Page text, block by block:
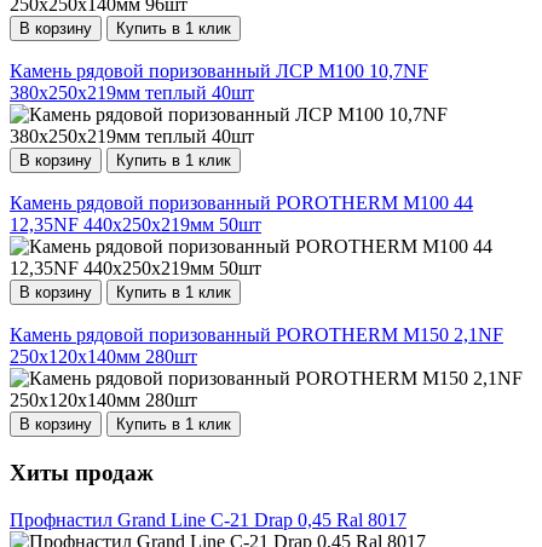
В корзину Купить в 1 клик
Камень рядовой поризованный ЛСР М100 10,7NF
380х250х219мм теплый 40шт
В корзину Купить в 1 клик
Камень рядовой поризованный POROTHERM М100 44
12,35NF 440х250х219мм 50шт
В корзину Купить в 1 клик
Камень рядовой поризованный POROTHERM М150 2,1NF
250х120х140мм 280шт
В корзину Купить в 1 клик
Хиты продаж
Профнастил Grand Line С-21 Drap 0,45 Ral 8017